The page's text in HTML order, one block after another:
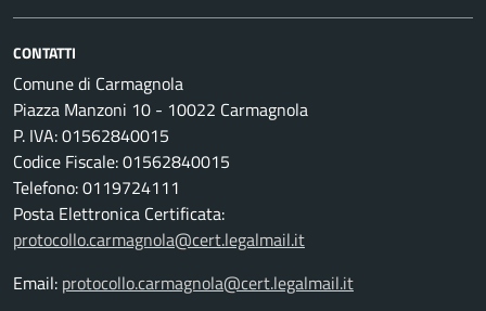
CONTATTI
Comune di Carmagnola
Piazza Manzoni 10 - 10022 Carmagnola
P. IVA: 01562840015
Codice Fiscale: 01562840015
Telefono: 0119724111
Posta Elettronica Certificata:
protocollo.carmagnola@cert.legalmail.it
Email: protocollo.carmagnola@cert.legalmail.it